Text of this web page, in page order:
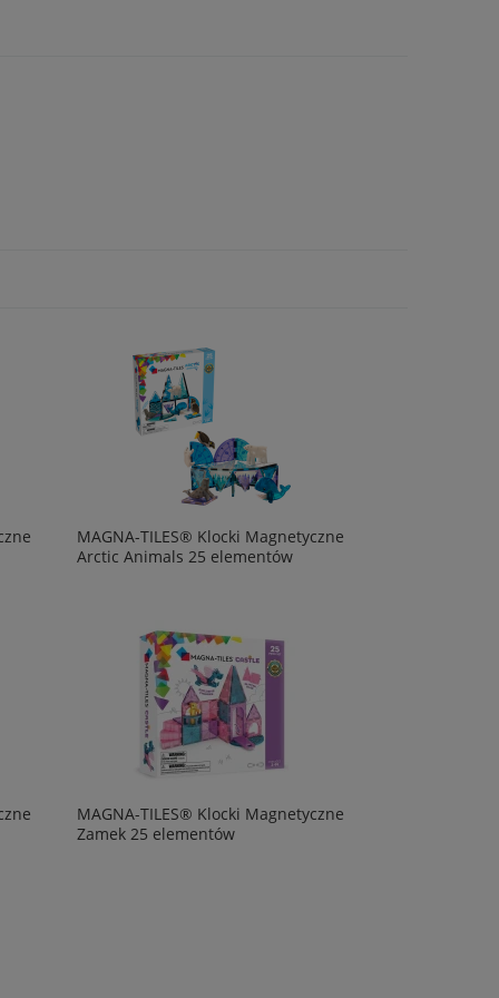
MAGNA-TILES® Klocki Magnetyczne
Arctic Animals 25 elementów
MAGNA-TILES® Klocki Magnetyczne
Zamek 25 elementów